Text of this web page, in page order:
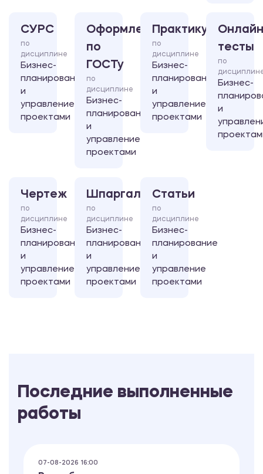
СУРС
по
дисциплине
Бизнес-
планирование
и
управление
проектами
Оформление
по
ГОСТу
по
дисциплине
Бизнес-
планирование
и
управление
проектами
Практикум
по
дисциплине
Бизнес-
планирование
и
управление
проектами
тесты
по
Бизнес-
и
Чертеж
по
дисциплине
Бизнес-
планирование
и
управление
проектами
Шпаргалка
по
дисциплине
Бизнес-
планирование
и
управление
проектами
Статьи
по
дисциплине
Бизнес-
планирование
и
управление
проектами
Последние выполненные
работы
07-08-2026 16:00